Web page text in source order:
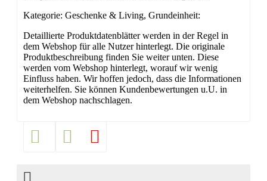
Kategorie: Geschenke & Living, Grundeinheit:
Detaillierte Produktdatenblätter werden in der Regel in
dem Webshop für alle Nutzer hinterlegt. Die originale
Produktbeschreibung finden Sie weiter unten. Diese
werden vom Webshop hinterlegt, worauf wir wenig
Einfluss haben. Wir hoffen jedoch, dass die Informationen
weiterhelfen. Sie können Kundenbewertungen u.U. in
dem Webshop nachschlagen.